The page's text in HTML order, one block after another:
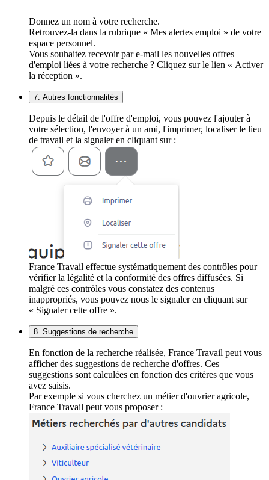
Donnez un nom à votre recherche.
Retrouvez-la dans la rubrique « Mes alertes emploi » de votre
espace personnel.
Vous souhaitez recevoir par e-mail les nouvelles offres
d'emploi liées à votre recherche ? Cliquez sur le lien « Activer
la réception ».
7. Autres fonctionnalités
Depuis le détail de l'offre d'emploi, vous pouvez l'ajouter à
votre sélection, l'envoyer à un ami, l'imprimer, localiser le lieu
de travail et la signaler en cliquant sur :
France Travail effectue systématiquement des contrôles pour
vérifier la légalité et la conformité des offres diffusées. Si
malgré ces contrôles vous constatez des contenus
inappropriés, vous pouvez nous le signaler en cliquant sur
« Signaler cette offre ».
8. Suggestions de recherche
En fonction de la recherche réalisée, France Travail peut vous
afficher des suggestions de recherche d'offres. Ces
suggestions sont calculées en fonction des critères que vous
avez saisis.
Par exemple si vous cherchez un métier d'ouvrier agricole,
France Travail peut vous proposer :